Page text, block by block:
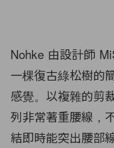
Nohke 由設計師
一棵復古綠松樹的
感覺。以複雜的剪
列非常著重腰線，
結即時能突出腰部